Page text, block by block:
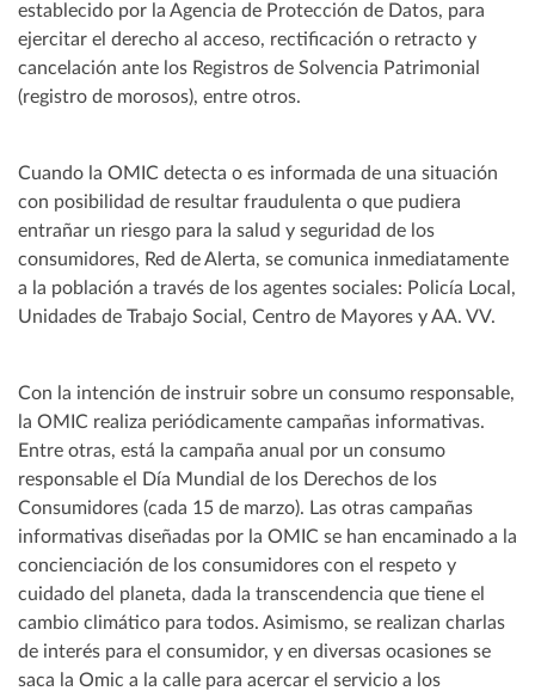
establecido por la Agencia de Protección de Datos, para
ejercitar el derecho al acceso, rectificación o retracto y
cancelación ante los Registros de Solvencia Patrimonial
(registro de morosos), entre otros.
Cuando la OMIC detecta o es informada de una situación
con posibilidad de resultar fraudulenta o que pudiera
entrañar un riesgo para la salud y seguridad de los
consumidores, Red de Alerta, se comunica inmediatamente
a la población a través de los agentes sociales: Policía Local,
Unidades de Trabajo Social, Centro de Mayores y AA. VV.
Con la intención de instruir sobre un consumo responsable,
la OMIC realiza periódicamente campañas informativas.
Entre otras, está la campaña anual por un consumo
responsable el Día Mundial de los Derechos de los
Consumidores (cada 15 de marzo). Las otras campañas
informativas diseñadas por la OMIC se han encaminado a la
concienciación de los consumidores con el respeto y
cuidado del planeta, dada la transcendencia que tiene el
cambio climático para todos. Asimismo, se realizan charlas
de interés para el consumidor, y en diversas ocasiones se
saca la Omic a la calle para acercar el servicio a los